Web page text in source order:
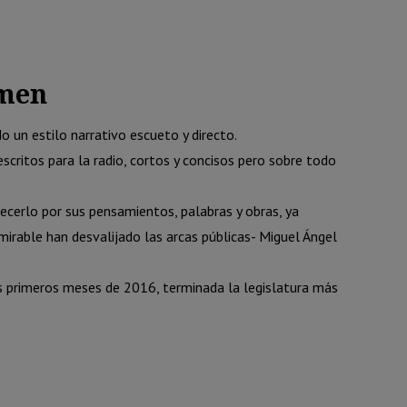
un estilo narrativo escueto y directo.
para la radio, cortos y concisos pero sobre todo
por sus pensamientos, palabras y obras, ya
han desvalijado las arcas públicas- Miguel Ángel
meses de 2016, terminada la legislatura más